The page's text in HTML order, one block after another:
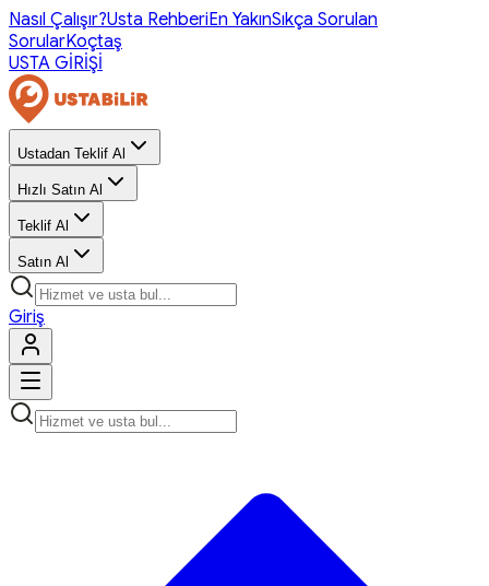
Nasıl Çalışır?Usta RehberiEn YakınSıkça Sorulan
SorularKoçtaş
USTA GİRİŞİ
Ustadan Teklif Al
Hızlı Satın Al
Teklif Al
Satın Al
Giriş